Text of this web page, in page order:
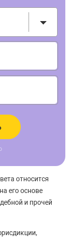
относится
его основе
и прочей